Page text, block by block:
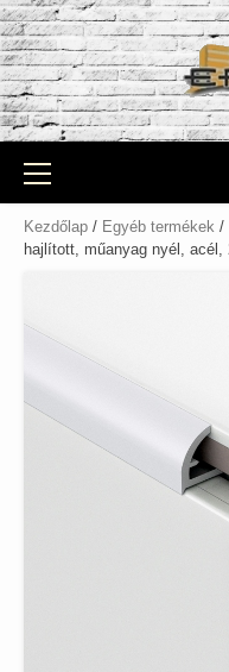
Skip
to
content
Primary
Menu
Kezdőlap / Egyéb termékek /
hajlított, műanyag nyél, acél,